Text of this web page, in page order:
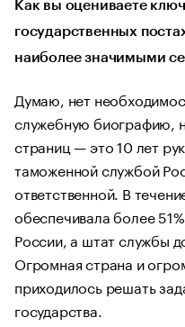
Как вы оцениваете
государственных
наиболее значимыми
Думаю, нет
служебную биографию,
страниц — это 10 лет
таможенной службой
ответственной. В
обеспечивала более
России, а штат службы
Огромная страна и
приходилось решать
государства.